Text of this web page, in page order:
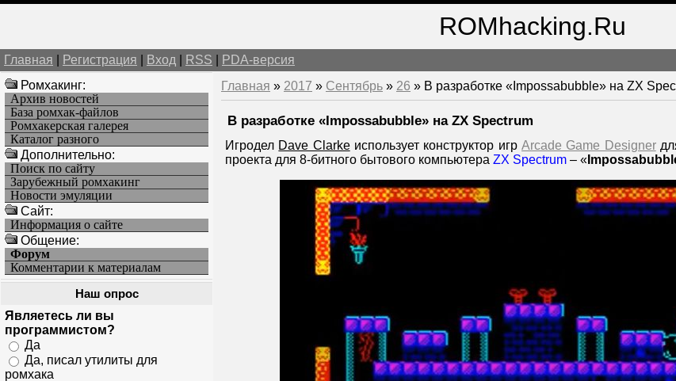
ROMhacking.Ru
Главная Регистрация Вход RSS PDA-версия
Ромхакинг:
Архив новостей
База ромхак-файлов
Ромхакерская галерея
Каталог разного
Дополнительно:
Поиск по сайту
Зарубежный ромхакинг
Новости эмуляции
Cайт:
Информация о сайте
Общение:
Форум
Комментарии к материалам
Наш опрос
Являетесь ли вы
программистом?
Да
Да, писал утилиты для
ромхака
Главная » 2017 » Сентябрь » 26 » В разработке «Impossabubble» на ZX
В разработке «Impossabubble» на ZX Spectrum
Игродел Dave Clarkeиспользует конструктор игрArcade Game Designer
проекта для 8-битного бытового компьютера ZX Spectrum – «